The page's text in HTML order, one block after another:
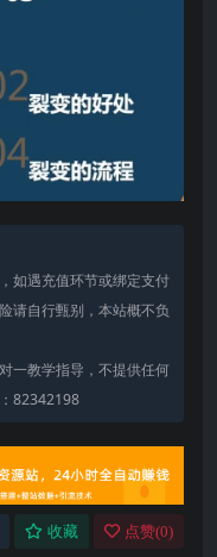
如遇充值环节或绑定支付
请自行甄别，本站概不负
一教学指导，不提供任何
82342198
收藏 点赞(0)